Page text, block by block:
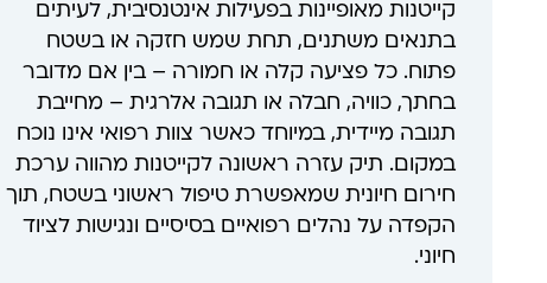
קייטנות מאופיינות בפעילות אינטנסיבית, לעיתים
בתנאים משתנים, תחת שמש חזקה או בשטח
פתוח. כל פציעה קלה או חמורה – בין אם מדובר
בחתך, כוויה, חבלה או תגובה אלרגית – מחייבת
תגובה מיידית, במיוחד כאשר צוות רפואי אינו נוכח
במקום. תיק עזרה ראשונה לקייטנות מהווה ערכת
חירום חיונית שמאפשרת טיפול ראשוני בשטח, תוך
הקפדה על נהלים רפואיים בסיסיים ונגישות לציוד
חיוני.